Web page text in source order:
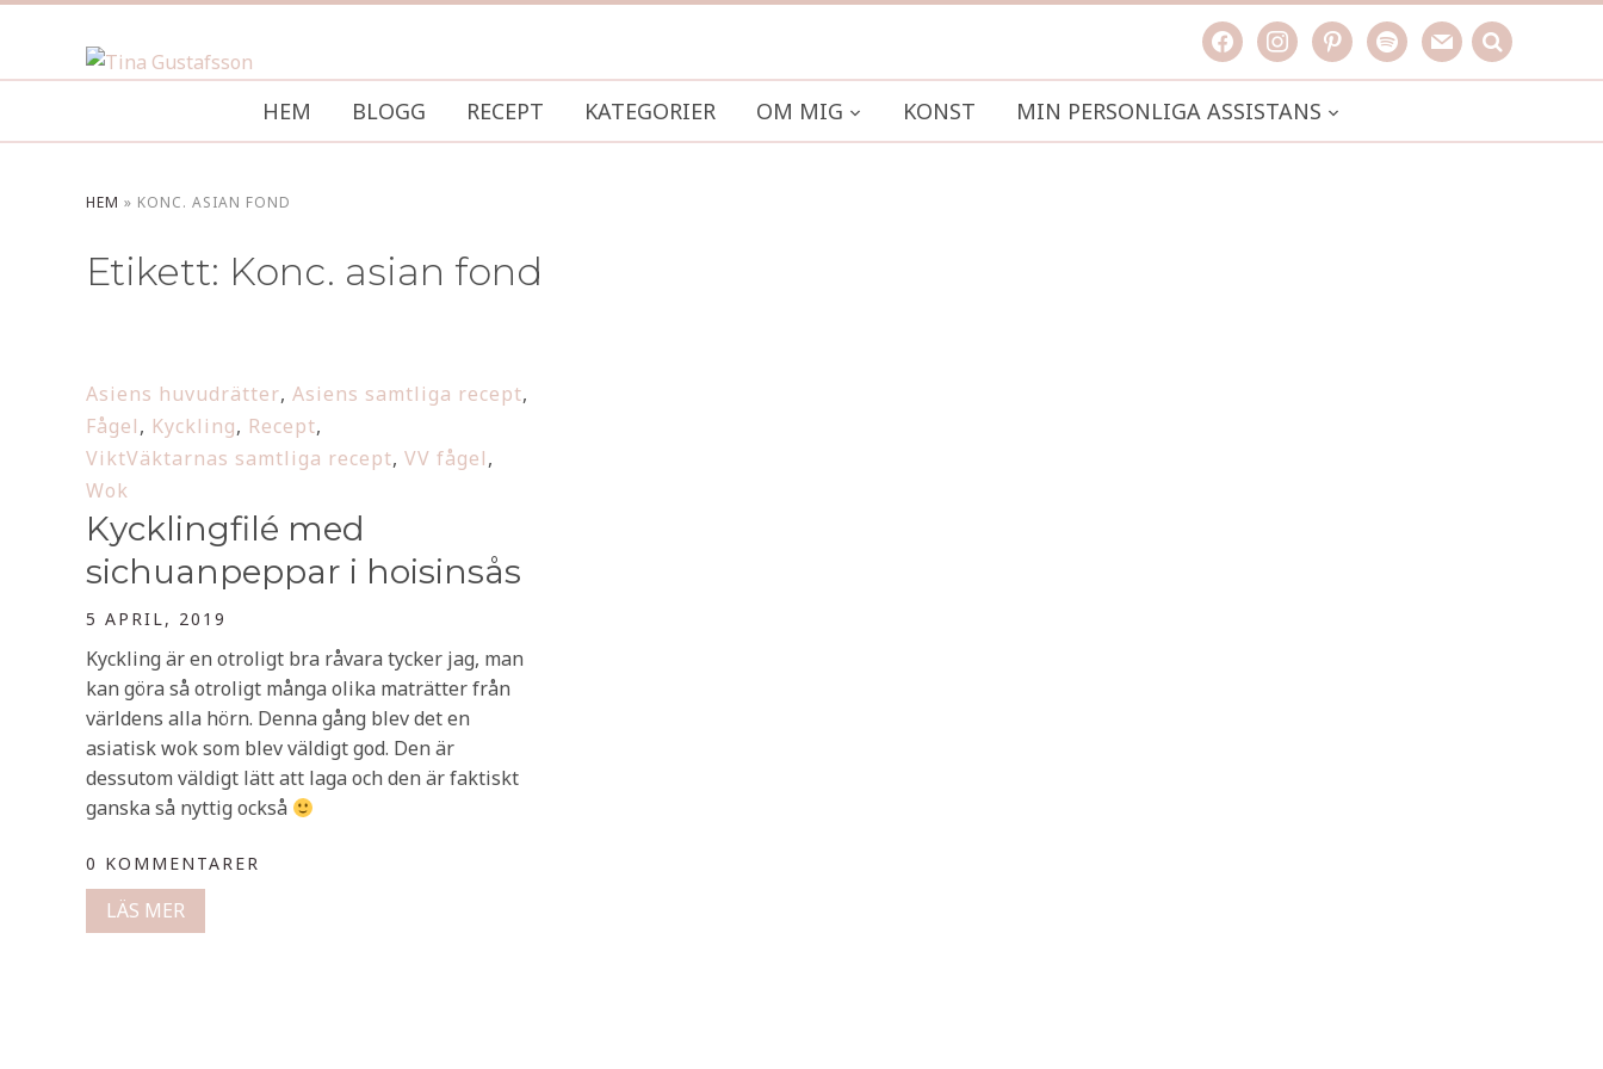
facebookinstagrampinterestspotifymail search
HEM BLOGG RECEPT KATEGORIER OM MIG KONST MIN PERSONLIGA ASSISTANS
HEM » KONC. ASIAN FOND
Etikett: Konc. asian fond
Asiens huvudrätter, Asiens samtliga recept,
Fågel, Kyckling, Recept,
ViktVäktarnas samtliga recept, VV fågel,
Wok
Kycklingfilé med
sichuanpeppar i hoisinsås
5 APRIL, 2019
Kyckling är en otroligt bra råvara tycker jag, man
kan göra så otroligt många olika maträtter från
världens alla hörn. Denna gång blev det en
asiatisk wok som blev väldigt god. Den är
dessutom väldigt lätt att laga och den är faktiskt
ganska så nyttig också
0 KOMMENTARER
LÄS MER